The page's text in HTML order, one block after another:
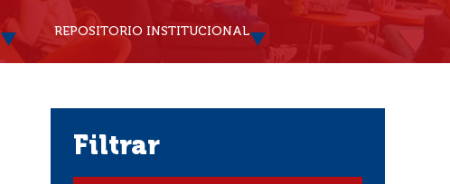
REPOSITORIO INSTITUCIONAL
filtrar